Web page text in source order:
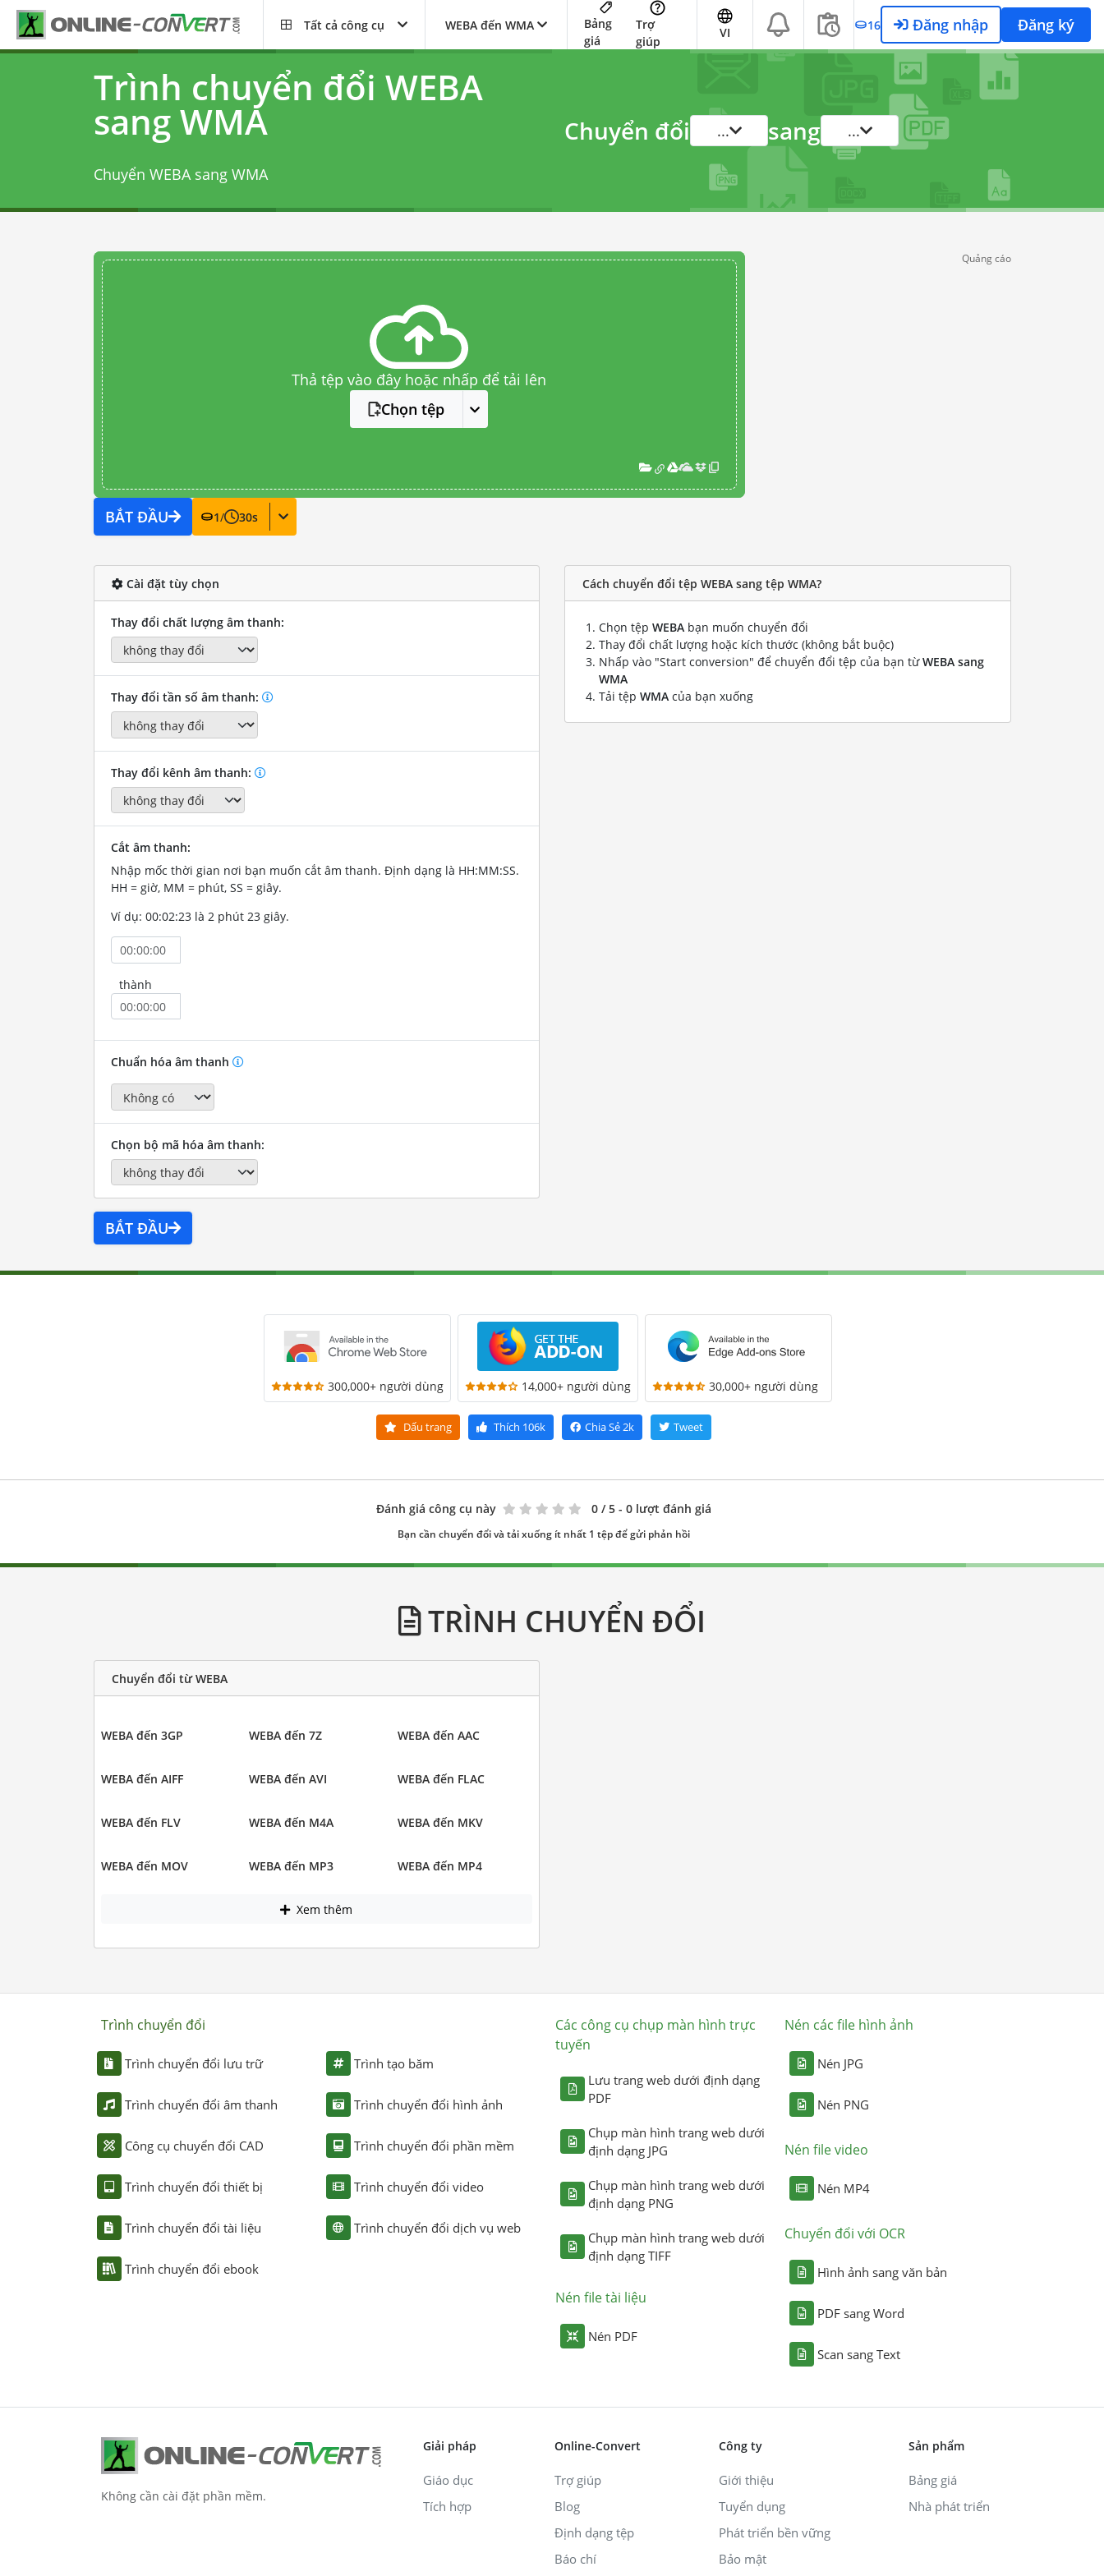
Tất cả công cụ WEBA đến WMA
Bảng
giá
Trợ
giúp
VI 16 Đăng nhập Đăng ký
Trình chuyển đổi WEBA
sang WMA
Chuyển WEBA sang WMA
Chuyển đổi ... sang ...
Thả tệp vào đây hoặc nhấp để tải lên
Chọn tệp
BẮT ĐẦU 1/ 30s
Quảng cáo
Cài đặt tùy chọn
Thay đổi chất lượng âm thanh:
Thay đổi tần số âm thanh:
Thay đổi kênh âm thanh:
Cắt âm thanh:
Nhập mốc thời gian nơi bạn muốn cắt âm thanh. Định dạng là HH:MM:SS.
HH = giờ, MM = phút, SS = giây.
Ví dụ: 00:02:23 là 2 phút 23 giây.
thành
Chuẩn hóa âm thanh
Chọn bộ mã hóa âm thanh:
BẮT ĐẦU
Cách chuyển đổi tệp WEBA sang tệp WMA?
Chọn tệp WEBA bạn muốn chuyển đổi
Thay đổi chất lượng hoặc kích thước (không bắt buộc)
Nhấp vào "Start conversion" để chuyển đổi tệp của bạn từWEBA sang
WMA
Tải tệp WMA của bạn xuống
300,000+ người dùng 14,000+ người dùng 30,000+ người dùng
Dấu trang Thích 106k Chia Sẻ2k Tweet
Đánh giá công cụ này 0 / 5 - 0 lượt đánh giá
Bạn cần chuyển đổi và tải xuống ít nhất 1 tệp để gửi phản hồi
TRÌNH CHUYỂN ĐỔI
Chuyển đổi từ WEBA
WEBA đến 3GP WEBA đến 7Z WEBA đến AAC
WEBA đến AIFF WEBA đến AVI WEBA đến FLAC
WEBA đến FLV WEBA đến M4A WEBA đến MKV
WEBA đến MOV WEBA đến MP3 WEBA đến MP4
Xem thêm
Trình chuyển đổi
Trình chuyển đổi lưu trữ
Trình chuyển đổi âm thanh
Công cụ chuyển đổi CAD
Trình chuyển đổi thiết bị
Trình chuyển đổi tài liệu
Trình chuyển đổi ebook
Trình tạo băm
Trình chuyển đổi hình ảnh
Trình chuyển đổi phần mềm
Trình chuyển đổi video
Trình chuyển đổi dịch vụ web
Các công cụ chụp màn hình trực
tuyến
Lưu trang web dưới định dạng
PDF
Chụp màn hình trang web dưới
định dạng JPG
Chụp màn hình trang web dưới
định dạng PNG
Chụp màn hình trang web dưới
định dạng TIFF
Nén file tài liệu
Nén PDF
Nén các file hình ảnh
Nén JPG
Nén PNG
Nén file video
Nén MP4
Chuyển đổi với OCR
Hình ảnh sang văn bản
PDF sang Word
Scan sang Text
Không cần cài đặt phần mềm.
Giải pháp
Giáo dục
Tích hợp
Online-Convert
Trợ giúp
Blog
Định dạng tệp
Báo chí
Công ty
Giới thiệu
Tuyển dụng
Phát triển bền vững
Bảo mật
Sản phẩm
Bảng giá
Nhà phát triển